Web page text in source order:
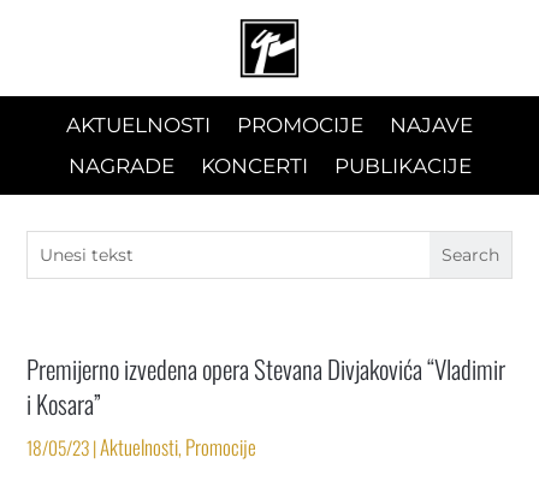
AKTUELNOSTI PROMOCIJE
NAJAVE
NAGRADE
KONCERTI PUBLIKACIJE
Premijerno izvedena opera Stevana Divjakovića “Vladimir
i Kosara”
18/05/23|Aktuelnosti, Promocije